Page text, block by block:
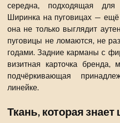
середна, подходящая для
Ширинка на пуговицах — ещё
она не только выглядит
пуговицы не ломаются, не
годами. Задние карманы с
визитная карточка бренда,
подчёркивающая
линейке.
Ткань, которая знает